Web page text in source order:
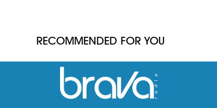
RECOMMENDED FOR YOU